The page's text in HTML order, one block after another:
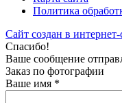
Политика
Сайт создан в интернет-
Спасибо!
Ваше сообщение
Заказ по фотографии
Ваше имя *